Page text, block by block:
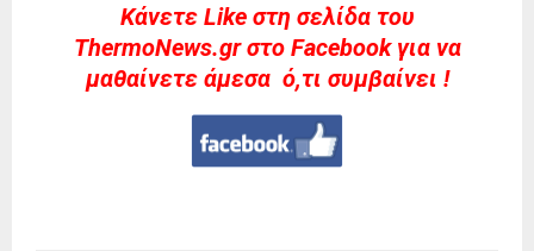
Kάνετε Like στη σελίδα του
ThermoNews.gr στο Facebook για να
μαθαίνετε άμεσα ό,τι συμβαίνει !